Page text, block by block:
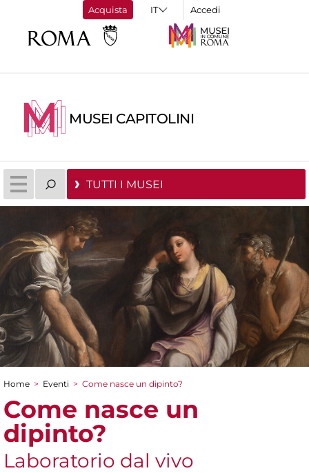
Acquista Accedi
MUSEI CAPITOLINI
TUTTI I MUSEI
Tu sei qui
Home > Eventi > Come nasce un dipinto?
Come nasce un
dipinto?
Laboratorio dal vivo